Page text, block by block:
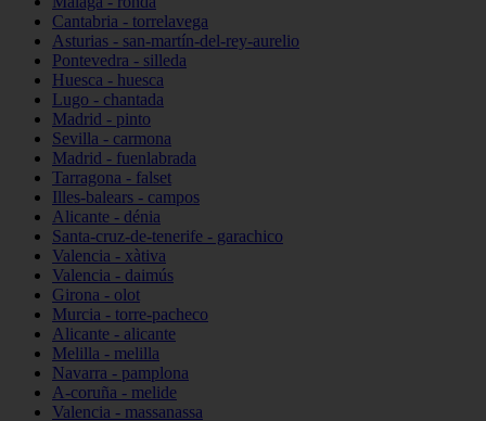
Cantabria - torrelavega
Asturias - san-martín-del-rey-aurelio
Pontevedra - silleda
Huesca - huesca
Lugo - chantada
Madrid - pinto
Sevilla - carmona
Madrid - fuenlabrada
Tarragona - falset
Illes-balears - campos
Alicante - dénia
Santa-cruz-de-tenerife - garachico
Valencia - xàtiva
Valencia - daimús
Girona - olot
Murcia - torre-pacheco
Alicante - alicante
Melilla - melilla
Navarra - pamplona
A-coruña - melide
Valencia - massanassa